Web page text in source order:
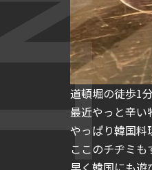
道頓堀の徒歩1
最近やっと辛い
やっぱり韓国料
ここのチヂミも